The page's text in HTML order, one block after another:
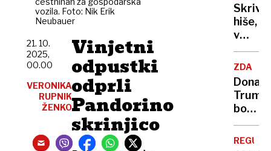
vozila. Foto: Nik Erik
Neubauer
Vinjetni
odpustki
odprli
Pandorino
skrinjico
21. 10.
2025,
00.00
VERONIKA
RUPNIK
ŽENKO
bi
hiše,
v
kateri
je
jedel
Tito
ZDA
Donald
Trump
bo
plesal.
V
Beli